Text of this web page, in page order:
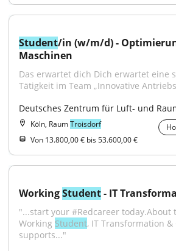
Student/in (w/m/d) -
Maschinen
Das erwartet dich Dich erwartet eine
Tätigkeit im Team „Innovative
Deutsches Zentrum für Luft- und
Köln, RaumTroisdorf
Von 13.800,00 € bis 53.600,00 €
Working Student - IT
"...start your #Redcareer today.About
Working Student, IT Transformation &
supports..."